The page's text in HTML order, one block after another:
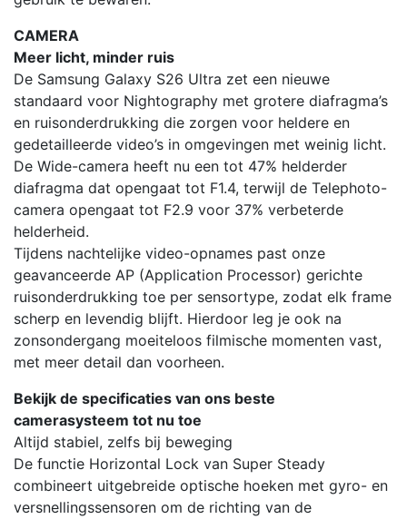
CAMERA
Meer licht, minder ruis
De Samsung Galaxy S26 Ultra zet een nieuwe
standaard voor Nightography met grotere diafragma’s
en ruisonderdrukking die zorgen voor heldere en
gedetailleerde video’s in omgevingen met weinig licht.
De Wide-camera heeft nu een tot 47% helderder
diafragma dat opengaat tot F1.4, terwijl de Telephoto-
camera opengaat tot F2.9 voor 37% verbeterde
helderheid.
Tijdens nachtelijke video-opnames past onze
geavanceerde AP (Application Processor) gerichte
ruisonderdrukking toe per sensortype, zodat elk frame
scherp en levendig blijft. Hierdoor leg je ook na
zonsondergang moeiteloos filmische momenten vast,
met meer detail dan voorheen.
Bekijk de specificaties van ons beste
camerasysteem tot nu toe
Altijd stabiel, zelfs bij beweging
De functie Horizontal Lock van Super Steady
combineert uitgebreide optische hoeken met gyro- en
versnellingssensoren om de richting van de